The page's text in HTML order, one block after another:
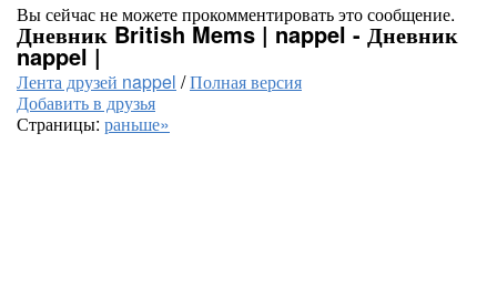
Вы сейчас не можете прокомментировать это сообщение.
Дневник British Mems | nappel - Дневник
nappel |
Лента друзей nappel /Полная версия
Добавить в друзья
Страницы: раньше»